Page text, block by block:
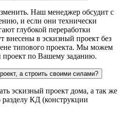
Наш менеджер обсудит с
и если они технически
глубокой переработки
внесены в эскизный проект без
типового проекта. Мы можем
проект по Вашему заданию.
а строить своими силами?
эскизный проект дома, а так же
КД (конструкции